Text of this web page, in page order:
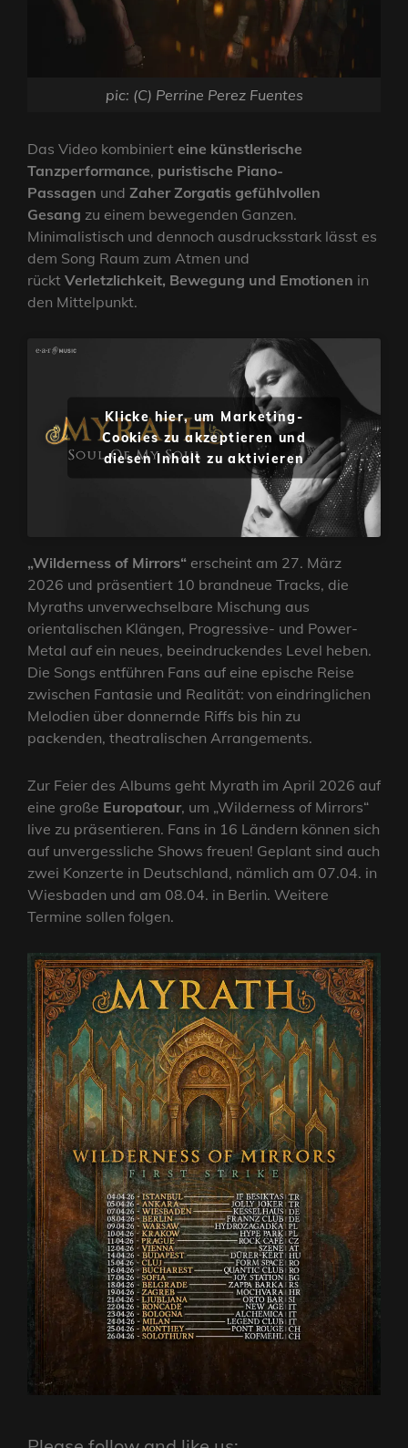
pic: (C) Perrine Perez Fuentes
Das Video kombiniert eine künstlerische
Tanzperformance, puristische Piano-
Passagen und Zaher Zorgatis gefühlvollen
Gesang zu einem bewegenden Ganzen.
Minimalistisch und dennoch ausdrucksstark lässt es
dem Song Raum zum Atmen und
rückt Verletzlichkeit, Bewegung und Emotionen in
den Mittelpunkt.
Klicke hier, um Marketing-
Cookies zu akzeptieren und
diesen Inhalt zu aktivieren
„Wilderness of Mirrors“ erscheint am 27. März
2026 und präsentiert 10 brandneue Tracks, die
Myraths unverwechselbare Mischung aus
orientalischen Klängen, Progressive- und Power-
Metal auf ein neues, beeindruckendes Level heben.
Die Songs entführen Fans auf eine epische Reise
zwischen Fantasie und Realität: von eindringlichen
Melodien über donnernde Riffs bis hin zu
packenden, theatralischen Arrangements.
Zur Feier des Albums geht Myrath im April 2026 auf
eine große Europatour, um „Wilderness of Mirrors“
live zu präsentieren. Fans in 16 Ländern können sich
auf unvergessliche Shows freuen! Geplant sind auch
zwei Konzerte in Deutschland, nämlich am 07.04. in
Wiesbaden und am 08.04. in Berlin. Weitere
Termine sollen folgen.